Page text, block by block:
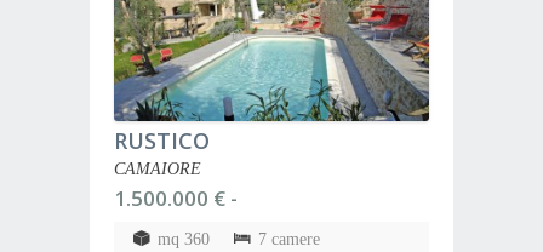
RUSTICO
CAMAIORE
1.500.000 € -
mq 360
7 camere